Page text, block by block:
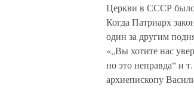
Церкви в СССР было
Когда Патриарх
один за другим
«„Вы хотите нас
но это неправда“ и
архиепископу